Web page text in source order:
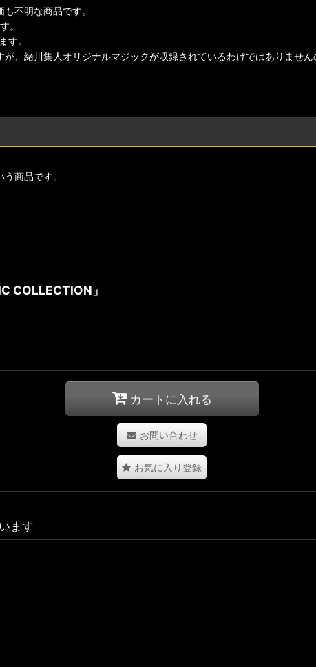
不明な商品です。
。
す。
、緒川集人オリジナルマジックが収録されているわけではありません
商品です。
COLLECTION」
カートに入れる
お問い合わせ
お気に入り登録
ます